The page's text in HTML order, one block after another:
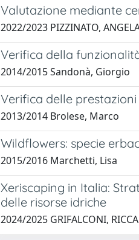
Valutazione mediante
2022/2023 PIZZINATO,
Verifica della
2014/2015 Sandonà, Giorgio
Verifica delle
2013/2014 Brolese, Marco
Wildflowers: specie
2015/2016 Marchetti, Lisa
Xeriscaping in Italia:
delle risorse idriche
2024/2025 GRIFALCONI,